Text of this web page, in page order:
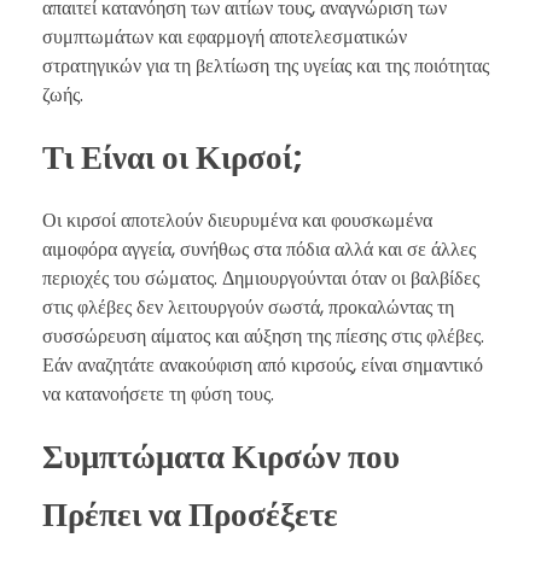
απαιτεί κατανόηση των αιτίων τους, αναγνώριση των
συμπτωμάτων και εφαρμογή αποτελεσματικών
στρατηγικών για τη βελτίωση της υγείας και της ποιότητας
ζωής.
Τι Είναι οι Κιρσοί;
Οι κιρσοί αποτελούν διευρυμένα και φουσκωμένα
αιμοφόρα αγγεία, συνήθως στα πόδια αλλά και σε άλλες
περιοχές του σώματος. Δημιουργούνται όταν οι βαλβίδες
στις φλέβες δεν λειτουργούν σωστά, προκαλώντας τη
συσσώρευση αίματος και αύξηση της πίεσης στις φλέβες.
Εάν αναζητάτε ανακούφιση από κιρσούς, είναι σημαντικό
να κατανοήσετε τη φύση τους.
Συμπτώματα Κιρσών που
Πρέπει να Προσέξετε